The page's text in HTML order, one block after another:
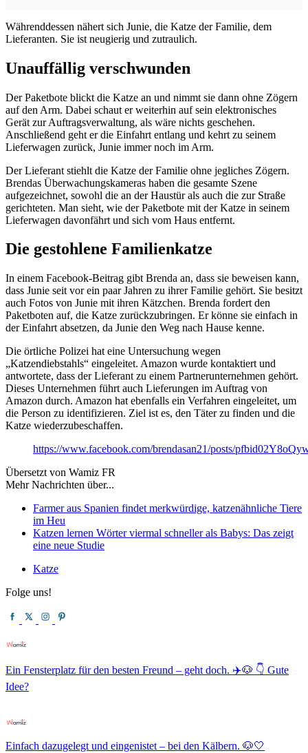
Währenddessen nähert sich Junie, die Katze der Familie, dem
Lieferanten. Sie ist neugierig und zutraulich.
Unauffällig verschwunden
Der Paketbote blickt die Katze an und nimmt sie dann ohne Zögern
auf den Arm. Dabei schaut er weiterhin auf sein elektronisches
Gerät zur Auftragsverwaltung, als wäre nichts geschehen.
Anschließend geht er die Einfahrt entlang und kehrt zu seinem
Lieferwagen zurück, Junie immer noch im Arm.
Der Lieferant stiehlt die Katze der Familie ohne jegliches Zögern.
Brendas Überwachungskameras haben die gesamte Szene
aufgezeichnet, sowohl die an der Haustür als auch die zur Straße
gerichteten. Man sieht, wie der Paketbote mit der Katze in seinem
Lieferwagen davonfährt und sich vom Haus entfernt.
Die gestohlene Familienkatze
In einem Facebook-Beitrag gibt Brenda an, dass sie beweisen kann,
dass Junie seit vor ein paar Jahren zu ihrer Familie gehört. Sie besitzt
auch Fotos von Junie mit ihren Kätzchen. Brenda fordert den
Paketboten auf, die Katze zurückzubringen. Er könne sie einfach in
der Einfahrt absetzen, da Junie den Weg nach Hause kenne.
Die örtliche Polizei hat eine Untersuchung wegen
„Katzendiebstahls“ eingeleitet. Amazon wurde kontaktiert und
antwortete, dass der Lieferant zu einem Partnerunternehmen gehört.
Dieses Unternehmen führt auch Lieferungen im Auftrag von
Amazon durch. Amazon hat ebenfalls ein Verfahren eingeleitet, um
die Person zu identifizieren. Ziel ist es, den Täter zu finden und die
Katze wiederzubeschaffen.
https://www.facebook.com/brendasan21/posts/
Übersetzt von Wamiz FR
Mehr Nachrichten über...
Farmer aus Spanien findet merkwürdige, katzenähnliche Tiere
im Heu
Katzen lernen Wörter viermal schneller als Babys: Das zeigt
eine neue Studie
Katze
Folge uns!
Ein Fensterplatz für den besten Freund – geht doch. ✈️🐶 👇 Gute
Idee?
Einfach dazugelegt und eingenistet – bei den Kälbern. 🐶🤍